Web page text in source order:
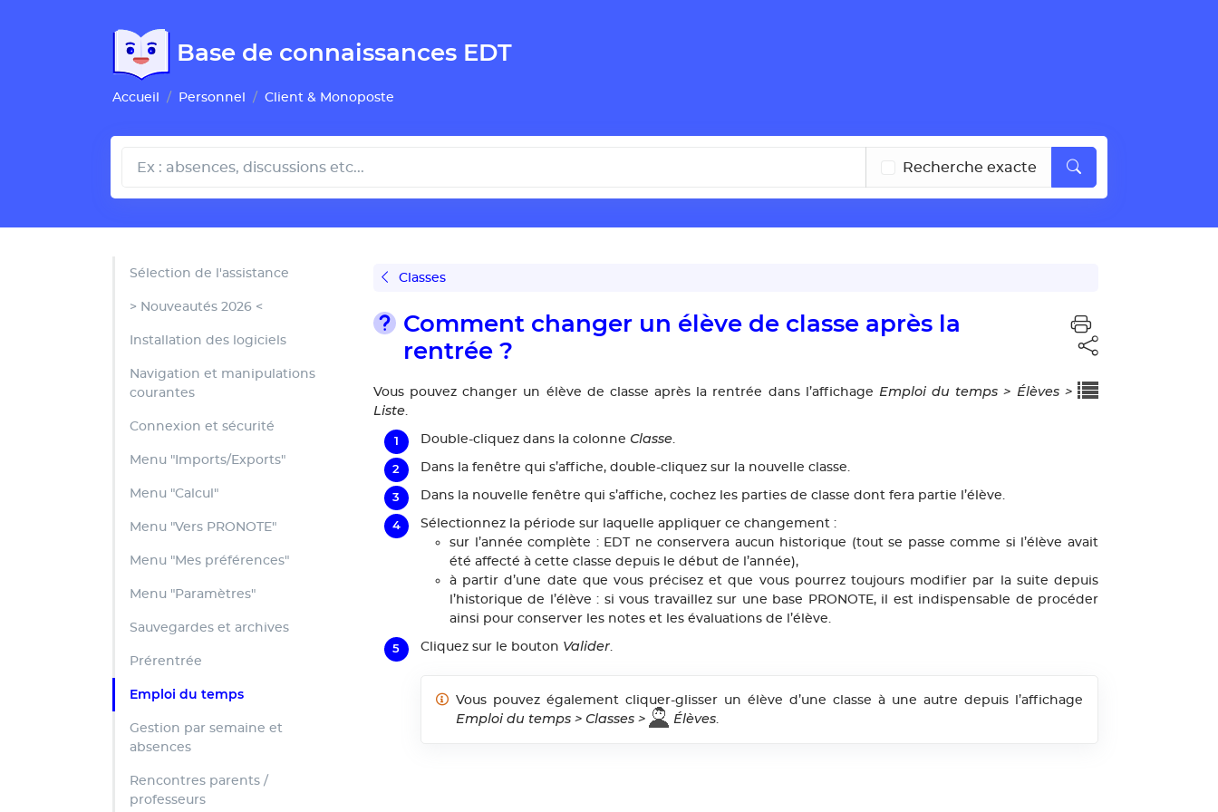
Base de connaissances EDT
Accueil Personnel Client & Monoposte
Recherche exacte
Sélection de l'assistance
> Nouveautés 2026 <
Installation des logiciels
Navigation et manipulations
courantes
Connexion et sécurité
Menu "Imports/Exports"
Menu "Calcul"
Menu "Vers PRONOTE"
Menu "Mes préférences"
Menu "Paramètres"
Sauvegardes et archives
Prérentrée
Emploi du temps
Gestion par semaine et
absences
Rencontres parents /
professeurs
Classes
Comment changer un élève de classe après la
rentrée ?
Vous pouvez changer un élève de classe après la rentrée dans l’affichage Emploi du temps > Élèves >
Liste.
Double-cliquez dans la colonne Classe.
Dans la fenêtre qui s’affiche, double-cliquez sur la nouvelle classe.
Dans la nouvelle fenêtre qui s’affiche, cochez les parties de classe dont fera partie l’élève.
Sélectionnez la période sur laquelle appliquer ce changement :
sur l’année complète : EDT ne conservera aucun historique (tout se passe comme si l’élève avait
été affecté à cette classe depuis le début de l’année),
à partir d’une date que vous précisez et que vous pourrez toujours modifier par la suite depuis
l’historique de l’élève : si vous travaillez sur une base PRONOTE, il est indispensable de procéder
ainsi pour conserver les notes et les évaluations de l’élève.
Cliquez sur le bouton Valider.
Vous pouvez également cliquer-glisser un élève d’une classe à une autre depuis l’affichage
Emploi du temps > Classes > Élèves.